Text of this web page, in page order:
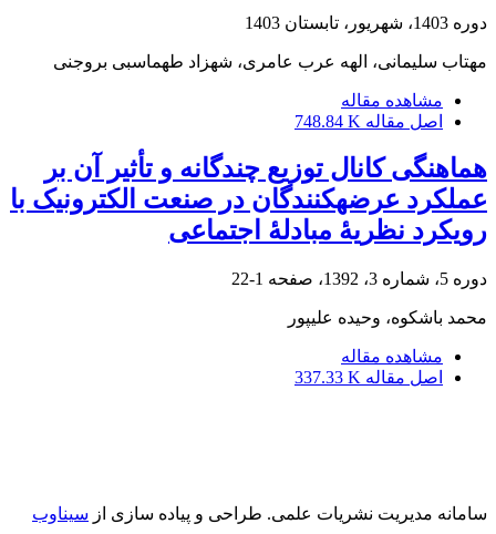
دوره 1403، شهریور، تابستان 1403
مهتاب سلیمانی، الهه عرب عامری، شهزاد طهماسبی بروجنی
مشاهده مقاله
اصل مقاله 748.84 K
هماهنگی کانال توزیع چندگانه و تأثیر آن بر
عملکرد عرضه‎کنندگان در صنعت الکترونیک با
رویکرد نظریۀ مبادلۀ اجتماعی
دوره 5، شماره 3، 1392، صفحه 1-22
محمد باشکوه، وحیده علی‎پور
مشاهده مقاله
اصل مقاله 337.33 K
سامانه مدیریت نشریات علمی. طراحی و پیاده سازی از سیناوب